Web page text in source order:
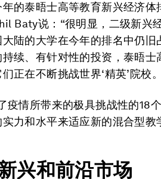
的泰晤士高等教育新兴经济
Baty说：“很明显，二级新兴
陆的大学在今年的排名中仍
续、有针对性的投资，泰晤
正在不断挑战世界‘精英’院校
疫情所带来的极具挑战性的18
力和水平来适应新的混合型教
兴和前沿市场